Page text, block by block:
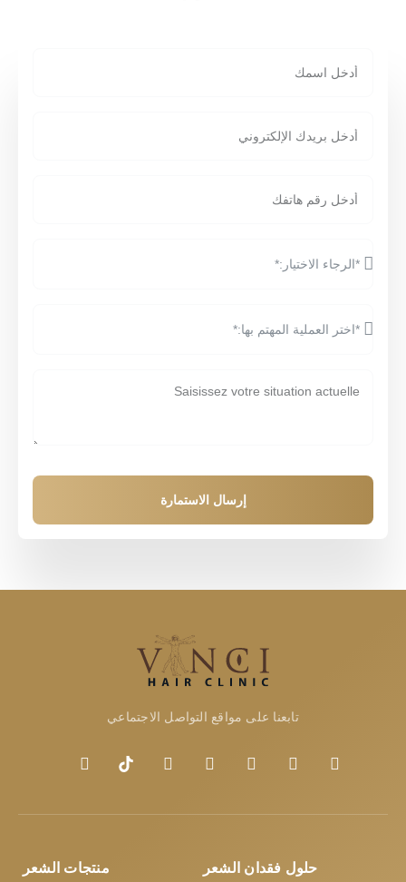
إرسال الاستمارة
تابعنا على مواقع التواصل الاجتماعي
حلول فقدان الشعر منتجات الشعر